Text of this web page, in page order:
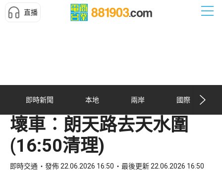
直播
即時新聞 本地 兩岸 國際
壞車︰朗天路去天水圍
(16:50清理)
即時交通 發佈 22.06.2026 16:50 最後更新 22.06.2026 16:50